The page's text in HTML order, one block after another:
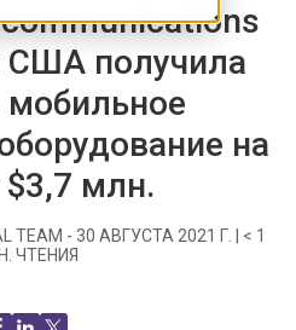
США получила
мобильное
на
млн.
TEAM - 30 АВГУСТА 2021 Г.
< 1
ЧТЕНИЯ